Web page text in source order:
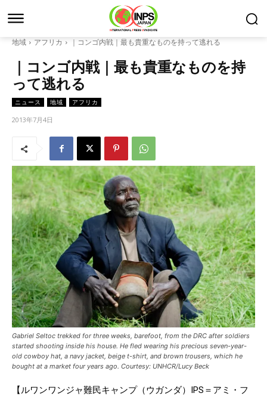
地域 アフリカ ｜コンゴ内戦｜最も貴重なものを持って逃れる
｜コンゴ内戦｜最も貴重なものを持
って逃れる
ニュース 地域 アフリカ
2013年7月4日
Gabriel Seltoc trekked for three weeks, barefoot, from the DRC after soldiers
started shooting inside his house. He fled wearing his precious seven-year-
old cowboy hat, a navy jacket, beige t-shirt, and brown trousers, which he
bought at a market four years ago. Courtesy: UNHCR/Lucy Beck
【ルワンワンジャ難民キャンプ（ウガンダ）IPS＝アミ・フ